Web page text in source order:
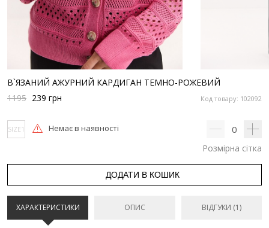
В`ЯЗАНИЙ АЖУРНИЙ КАРДИГАН ТЕМНО-РОЖЕВИЙ
Код товару: 102092
1195 239 грн
SIZE1 Немає в наявності 0
Розмірна сітка
ДОДАТИ В КОШИК
ХАРАКТЕРИСТИКИ ОПИС ВІДГУКИ (1)